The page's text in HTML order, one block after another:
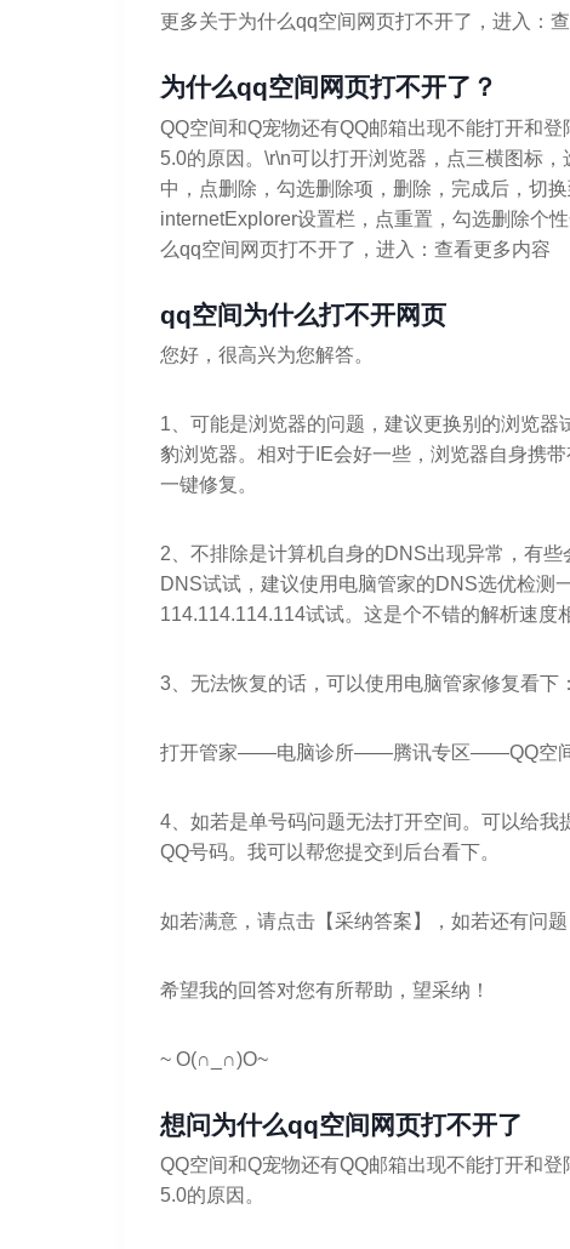
更多关于为什么qq空间网页打不开了，进入：
为什么qq空间网页打不开了？
QQ空间和Q宠物还有QQ邮箱出现不能打开和
5.0的原因。\r\n可以打开浏览器，点三横图标
中，点删除，勾选删除项，删除，完成后，切
internetExplorer设置栏，点重置，勾选删除个
么qq空间网页打不开了，进入：查看更多内容
qq空间为什么打不开网页
您好，很高兴为您解答。
1、可能是浏览器的问题，建议更换别的浏览
豹浏览器。相对于IE会好一些，浏览器自身携
一键修复。
2、不排除是计算机自身的DNS出现异常，有
DNS试试，建议使用电脑管家的DNS选优检测
114.114.114.114试试。这是个不错的解析速度
3、无法恢复的话，可以使用电脑管家修复看下：
打开管家——电脑诊所——腾讯专区——QQ空间
4、如若是单号码问题无法打开空间。可以给我
QQ号码。我可以帮您提交到后台看下。
如若满意，请点击【采纳答案】，如若还有问题
希望我的回答对您有所帮助，望采纳！
~ O(∩_∩)O~
想问为什么qq空间网页打不开了
QQ空间和Q宠物还有QQ邮箱出现不能打开和
5.0的原因。